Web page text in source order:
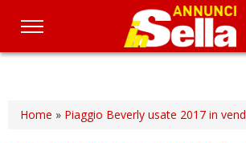
Salta
principale
Home » Piaggio Beverly usate 2017 in